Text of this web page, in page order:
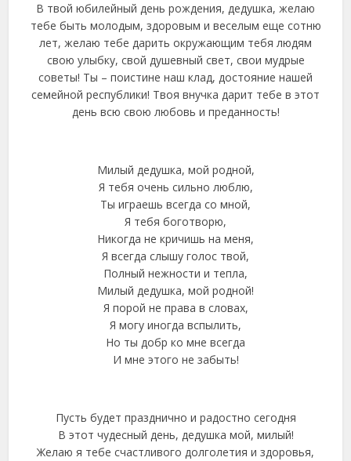
В твой юбилейный день рождения, дедушка, желаю
тебе быть молодым, здоровым и веселым еще сотню
лет, желаю тебе дарить окружающим тебя людям
свою улыбку, свой душевный свет, свои мудрые
советы! Ты – поистине наш клад, достояние нашей
семейной республики! Твоя внучка дарит тебе в этот
день всю свою любовь и преданность!
Милый дедушка, мой родной,
Я тебя очень сильно люблю,
Ты играешь всегда со мной,
Я тебя боготворю,
Никогда не кричишь на меня,
Я всегда слышу голос твой,
Полный нежности и тепла,
Милый дедушка, мой родной!
Я порой не права в словах,
Я могу иногда вспылить,
Но ты добр ко мне всегда
И мне этого не забыть!
Пусть будет празднично и радостно сегодня
В этот чудесный день, дедушка мой, милый!
Желаю я тебе счастливого долголетия и здоровья,